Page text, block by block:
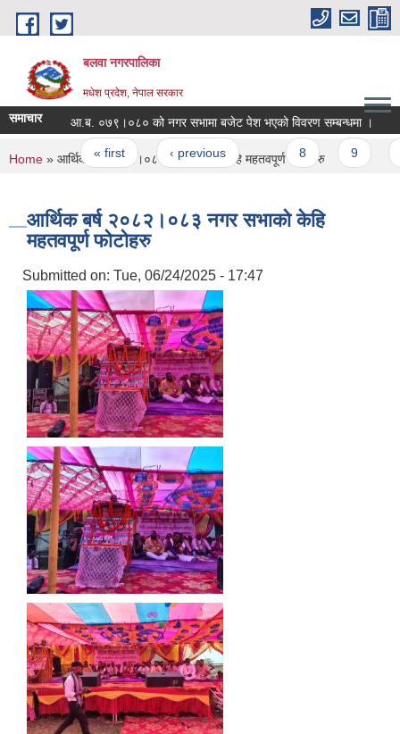
Skip to main content
बलवा नगरपालिका
मधेश प्रदेश, नेपाल सरकार
समाचारआ.ब. ०७९।०८० को नगर सभामा बजेट पेश भएको विवरण सम्बन्धमा । सूचना!
Pages
« first ‹ previous … 8
You are here
Home » आर्थिक बर्ष २०८२।०८३ नगर सभाको केहि महतवपूर्ण फोटोहरु
आर्थिक बर्ष २०८२।०८३ नगर सभाको केहि
महतवपूर्ण फोटोहरु
Submitted on: Tue, 06/24/2025 - 17:47